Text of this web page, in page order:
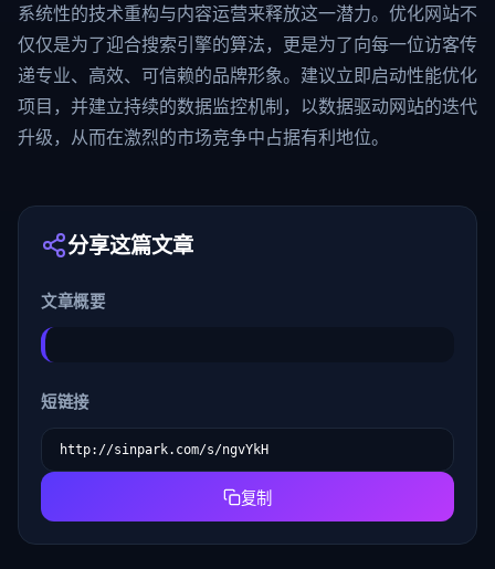
系统性的技术重构与内容运营来释放这一潜力。优化网站不
仅仅是为了迎合搜索引擎的算法，更是为了向每一位访客传
递专业、高效、可信赖的品牌形象。建议立即启动性能优化
项目，并建立持续的数据监控机制，以数据驱动网站的迭代
升级，从而在激烈的市场竞争中占据有利地位。
分享这篇文章
文章概要
短链接
复制